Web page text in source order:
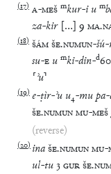
(17) A-MEŠ mkur-i u m
za-kir […] 9 MA.
(18) ŠÁMŠE.NUMUN-šú-
su-E u mki-din-d60
⸢ʾu⸣
(19) e-ṭìr-ʾu u₄-mupa-
ŠE.NUMUNMU-MEŠ
(reverse)
(20) inaŠE.NUMUNMU-
ul-tu 3GURŠE.